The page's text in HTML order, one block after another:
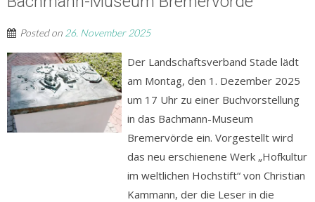
Posted on 26. November 2025
Der Landschaftsverband Stade lädt
am Montag, den 1. Dezember 2025
um 17 Uhr zu einer Buchvorstellung
in das Bachmann-Museum
Bremervörde ein. Vorgestellt wird
das neu erschienene Werk „Hofkultur
im weltlichen Hochstift“ von Christian
Kammann, der die Leser in die